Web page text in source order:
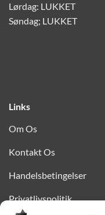
Lørdag: LUKKET
Søndag; LUKKET
Links
Om Os
Kontakt Os
Handelsbetingelser
Privatlivspolitik